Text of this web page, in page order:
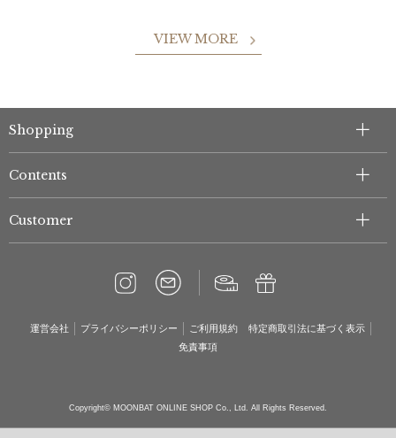
VIEW MORE
Shopping
Contents
Customer
運営会社 プライバシーポリシー ご利用規約
特定商取引法に基づく表示
免責事項
Copyright© MOONBAT ONLINE SHOP Co., Ltd. All Rights Reserved.